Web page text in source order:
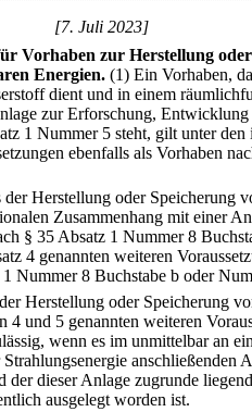
[7. Juli 2023]
Vorhaben zur Herstellung
Energien. (1) Ein Vorhaben,
dient und in einem
zur Erforschung,
1 Nummer 5 steht, gilt unter den
ebenfalls als Vorhaben
Herstellung oder Speicherung
Zusammenhang mit einer
§ 35 Absatz 1 Nummer 8
4 genannten weiteren
Nummer 8 Buchstabe b oder
Herstellung oder Speicherung
4 und 5 genannten weiteren
wenn es im unmittelbar an
anschließenden
dieser Anlage zugrunde
ausgelegt worden ist.